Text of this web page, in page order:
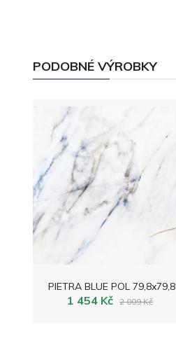
PODOBNÉ VÝROBKY
PIETRA BLUE POL 79,8x79,8
1 454 Kč 2 009 Kč